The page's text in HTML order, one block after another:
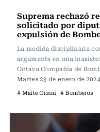
Suprema rechazó
solicitado por
expulsión de
La medida disciplinaria
argumenta en una
Octava Compañía de
Martes 23 de enero de 2024
# Maite Orsini # Bomberos